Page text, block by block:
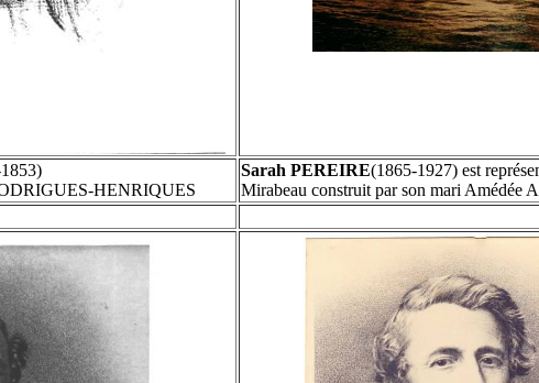
HENRIQUES
Sarah PEREIRE(1865-1927) est
Mirabeau construit par son mari Amédée